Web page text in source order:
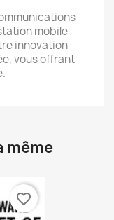
mobile
innovation
vous offrant
même
favorite_border